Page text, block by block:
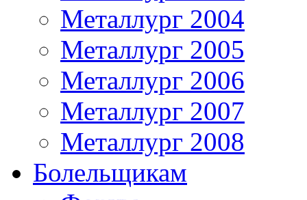
Металлург 2004
Металлург 2005
Металлург 2006
Металлург 2007
Металлург 2008
Болельщикам